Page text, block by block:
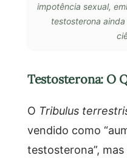
impotência sexual,
testosterona
Testosterona: O
O Tribulus
vendido como
testosterona”,